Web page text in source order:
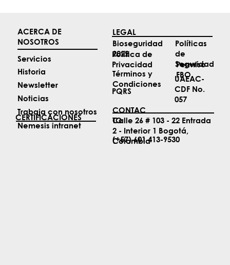
Trabaja con nosotros
Noticias
Newsletter
Historia
Servicios
ACERCA DE
NOSOTROS
Nemesis intranet
LEGAL
Bioseguridad
2022
Política de
Privacidad
Términos y
Condiciones
PQRS
Políticas
de
Seguridad
Permiso
FBO
UAEAC-
CDF No.
057
CERTIFICACIONES
(+57) 601 413-9530
Calle 26 # 103 - 22 Entrada
2 - Interior 1 Bogotá,
Colombia
CONTAC
TO